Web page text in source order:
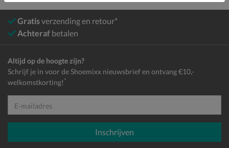
Gratisverzending en retour*
Achteraf betalen
Altijd op de hoogte zijn?
Schrijf je in voor de Shoemixx nieuwsbrief en ontvang €10,-
welkomstkorting! *
E-mailadres
Inschrijven